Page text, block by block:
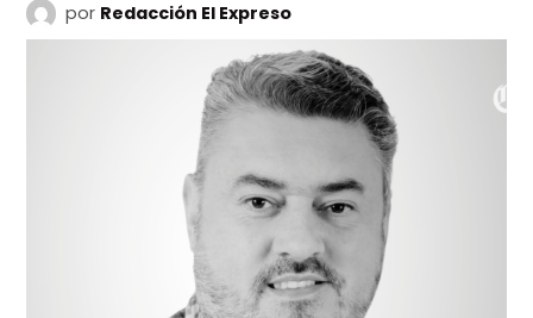
por Redacción El Expreso